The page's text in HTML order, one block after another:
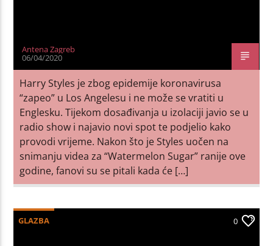
Antena Zagreb
06/04/2020
Harry Styles je zbog epidemije koronavirusa
“zapeo” u Los Angelesu i ne može se vratiti u
Englesku. Tijekom dosađivanja u izolaciji javio se u
radio show i najavio novi spot te podjelio kako
provodi vrijeme. Nakon što je Styles uočen na
snimanju videa za “Watermelon Sugar” ranije ove
godine, fanovi su se pitali kada će […]
GLAZBA 0